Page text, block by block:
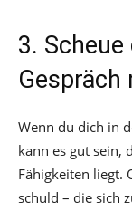
3.
Gespräch
Wenn du dich in
kann es gut sein,
Fähigkeiten liegt.
schuld – die sich